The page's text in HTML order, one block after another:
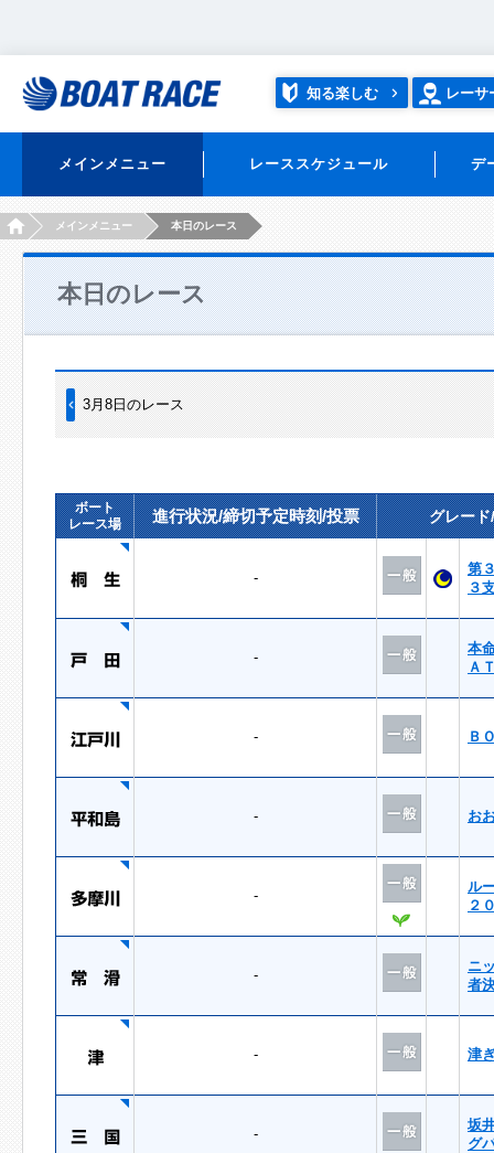
知る楽しむ レーサ
メインメニュー レーススケジュール デ
HOMEメインメニュー 本日のレース
本日のレース
3月8日のレース
ボート
レース場
進行状況/締切予定時刻/投票 グレー
-
第
３
-
本
Ａ
- Ｂ
- お
-
ル
２
-
ニ
者
- 津
-
坂
グ